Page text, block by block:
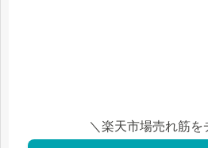
＼楽天市場売れ筋を